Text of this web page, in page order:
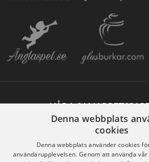
VÅRA
Denna webbplats
cookies
Denna webbplats använder cookies
användarupplevelsen. Genom att använda